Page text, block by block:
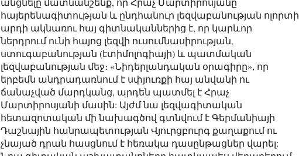
հայերենագիտության և ընդհանուր լեզվաբանության ոլորտի
արդի ակնառու հայ գիտնականներից է, որ կարևոր
ներդրում ունի հայոց լեզվի ուսումնասիրության,
ստուգաբանության (էտիմոլոգիայի) և պատմական
լեզվաբանության մեջ։ «Նիդերլանդական օրագիրը», որ
երբեմն անդրադառնում է սփյուռքի հայ անվանի ու
ճանաչված մարդկանց, արդեն պատմել է Հրաչ
Մարտիրոսյանի մասին: Այժմ նա լեզվագիտական
հետազոտական մի նախագծով գտնվում է Գերմանիայի
Դաշնային հանրապետության Վյուրցբուրգ քաղաքում ու
չնայած դրան հասցնում է հեռակա դասընթացներ վարել: